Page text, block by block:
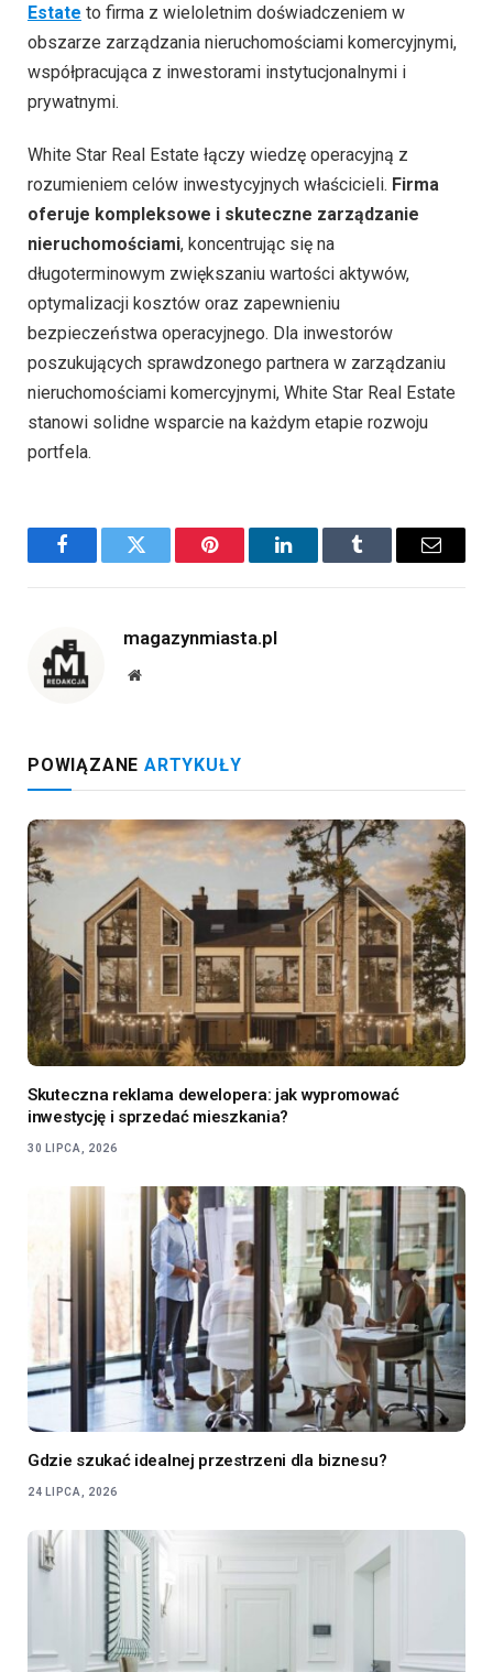
Estate to firma z wieloletnim doświadczeniem w
obszarze zarządzania nieruchomościami komercyjnymi,
współpracująca z inwestorami instytucjonalnymi i
prywatnymi.
White Star Real Estate łączy wiedzę operacyjną z
rozumieniem celów inwestycyjnych właścicieli. Firma
oferuje kompleksowe i skuteczne zarządzanie
nieruchomościami, koncentrując się na
długoterminowym zwiększaniu wartości aktywów,
optymalizacji kosztów oraz zapewnieniu
bezpieczeństwa operacyjnego. Dla inwestorów
poszukujących sprawdzonego partnera w zarządzaniu
nieruchomościami komercyjnymi, White Star Real Estate
stanowi solidne wsparcie na każdym etapie rozwoju
portfela.
FacebookTwitter Pinterest LinkedInTumblr Email
magazynmiasta.pl
Website
POWIĄZANE ARTYKUŁY
Skuteczna reklama dewelopera: jak wypromować
inwestycję i sprzedać mieszkania?
30 LIPCA, 2026
Gdzie szukać idealnej przestrzeni dla biznesu?
24 LIPCA, 2026